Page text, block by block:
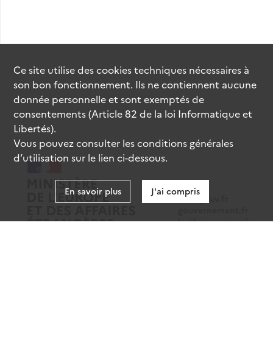
data.gouv.fr
legifrance.gouv.fr
Ce site utilise descookiestechniques nécessaires à
son bon fonctionnement. Ils ne contiennent aucune
donnée personnelle et sont exemptés de
consentements (Article 82 de la loi Informatique et
Libertés).
Vous pouvez consulter les conditions générales
d’utilisation sur le lien ci-dessous.
En savoir plus J'ai compris